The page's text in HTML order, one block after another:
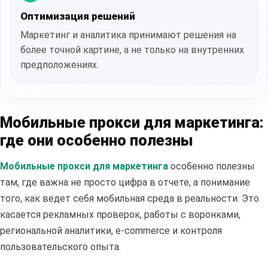
Оптимизация решений
Маркетинг и аналитика принимают решения на
более точной картине, а не только на внутренних
предположениях.
Мобильные прокси для маркетинга:
где они особенно полезны
Мобильные прокси для маркетинга особенно полезны
там, где важна не просто цифра в отчете, а понимание
того, как ведет себя мобильная среда в реальности. Это
касается рекламных проверок, работы с воронками,
региональной аналитики, e-commerce и контроля
пользовательского опыта.